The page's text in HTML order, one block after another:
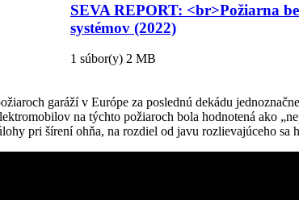
SEVA REPORT: <br>Požiarna
systémov (2022)
1 súbor(y) 2 MB
garáží v Európe za poslednú dekádu
na týchto požiaroch bola hodnotená ako
pri šírení ohňa, na rozdiel od javu rozlievajúceho sa